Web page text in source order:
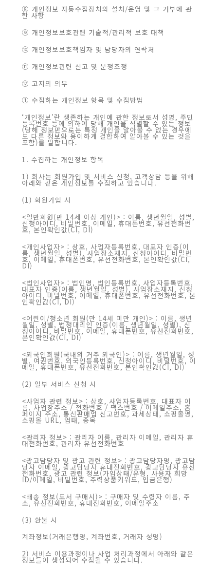
⑧ 개인정보 자동수집장치의 설치/운영 및 그 거부에 관
한 사항
⑨ 개인정보보호관련 기술적/관리적 보호 대책
⑩ 개인정보보호책임자 및 담당자의 연락처
⑪ 개인정보관련 신고 및 분쟁조정
⑫ 고지의 의무
① 수집하는 개인정보 항목 및 수집방법
‘개인정보’란 생존하는 개인에 관한 정보로서 성명, 주민
등록번호 등에 의하여 당해 개인을 식별할 수 있는 정보
(당해 정보만으로는 특정 개인을 알아볼 수 없는 경우에
도 다른 정보와 용이하게 결합하여 알아볼 수 있는 것을
포함)를 말합니다.
1. 수집하는 개인정보 항목
1) 회사는 회원가입 및 서비스 신청, 고객상담 등을 위해
아래와 같은 개인정보를 수집하고 있습니다.
(1) 회원가입 시
<일반회원(만 14세 이상 개인)> : 이름, 생년월일, 성별,
신청아이디, 비밀번호, 이메일, 휴대폰번호, 유선전화번
호, 본인확인값(CI, DI)
<개인사업자> : 상호, 사업자등록번호, 대표자 인증(이
름, 생년월일, 성별), 사업장소재지, 신청아이디, 비밀번
호, 이메일, 휴대폰번호, 유선전화번호, 본인확인값(CI,
DI)
<법인사업자> : 법인명, 법인등록번호, 사업자등록번호,
대표자 인증(이름, 생년월일, 성별), 사업장소재지, 신청
아이디, 비밀번호, 이메일, 휴대폰번호, 유선전화번호, 본
인확인값(CI, DI)
<어린이/청소년 회원(만 14세 미만 개인)> : 이름, 생년
월일, 성별, 법정대리인 인증(이름, 생년월일, 성별), 신
청아이디, 비밀번호, 이메일, 휴대폰번호, 유선전화번호,
본인확인값(CI, DI)
<외국인회원(국내외 거주 외국인)> : 이름, 생년월일, 성
별, 여권번호, 외국인등록번호, 신청아이디, 비밀번호, 이
메일, 휴대폰번호, 유선전화번호, 본인확인값(CI, DI)
(2) 일부 서비스 신청 시
<사업자 관련 정보> : 상호, 사업자등록번호, 대표자 이
름, 사업장주소 / 전화번호 / 팩스번호 / 이메일주소, 홈
페이지 주소, 통신판매업 신고번호, 과세상태, 쇼핑몰명,
쇼핑몰 URL, 업태, 종목
<관리자 정보> : 관리자 이름, 관리자 이메일, 관리자 휴
대전화번호, 관리자 유선전화번호
<광고담당자 및 광고 관련 정보> : 광고담당자명, 광고담
당자 이메일, 광고담당자 휴대전화번호, 광고담당자 유선
전화번호, 광고 관련 정보(가입상태/유형, 사용자 희망
ID/이메일, 비밀번호, 주력상품키워드, 입금은행)
<배송 정보(도서 구매시)> : 구매자 및 수령자 이름, 주
소, 유선전화번호, 휴대전화번호, 이메일주소
(3) 환불 시
계좌정보(거래은행명, 계좌번호, 거래자 성명)
2) 서비스 이용과정이나 사업 처리과정에서 아래와 같은
정보들이 생성되어 수집될 수 있습니다.